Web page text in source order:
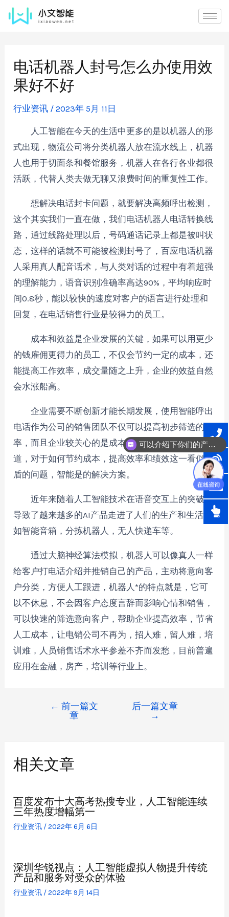
电话机器人封号怎么办使用效
果好不好
行业资讯 /2023年 5月 11日
人工智能在今天的生活中更多的是以机器人的形
式出现，物流公司将分类机器人放在流水线上，机器
人也用于切面条和餐馆服务，机器人在各行各业都很
活跃，代替人类去做无聊又浪费时间的重复性工作。
想解决电话封卡问题，就要解决高频呼出检测，
这个其实我们一直在做，我们电话机器人电话转换线
路，通过线路处理以后，号码通话记录上都是被叫状
态，这样的话就不可能被检测封号了，百应电话机器
人采用真人配音话术，与人类对话的过程中有着超强
的理解能力，语音识别准确率高达90%，平均响应时
间0.8秒，能以较快的速度对客户的语言进行处理和
回复，在电话销售行业是较得力的员工。
成本和效益是企业发展的关键，如果可以用更少
的钱雇佣更得力的员工，不仅会节约一定的成本，还
能提高工作效率，成交量随之上升，企业的效益自然
会水涨船高。
企业需要不断创新才能长期发展，使用智能呼出
电话作为公司的销售团队不仅可以提高初步筛选的效
率，而且企业较关心的是成本，不用说，管理人员知
道，对于如何节约成本，提高效率和绩效这一看似矛
盾的问题，智能是的解决方案。
近年来随着人工智能技术在语音交互上的突破，
导致了越来越多的AI产品走进了人们的生产和生活，
如智能音箱，分拣机器人，无人快递车等。
通过大脑神经算法模拟，机器人可以像真人一样
给客户打电话介绍并推销自己的产品，主动将意向客
户分类，方便人工跟进，机器人*的特点就是，它可
以不休息，不会因客户态度言辞而影响心情和销售，
可以快速的筛选意向客户，帮助企业提高效率，节省
人工成本，让电销公司不再为，招人难，留人难，培
训难，人员销售话术水平参差不齐而发愁，目前普遍
应用在金融，房产，培训等行业上。
← 前一篇文
章
后一篇文章
→
相关文章
百度发布十大高考热搜专业，人工智能连续
三年热度增幅第一
行业资讯 /2022年 6月 6日
深圳华锐视点：人工智能虚拟人物提升传统
产品和服务对受众的体验
行业资讯 /2022年 9月 14日
可以介绍下你们的产品么？